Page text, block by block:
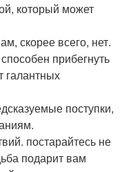
который может
скорее всего, нет.
прибегнуть
галантных
поступки,
постарайтесь не
подарит вам